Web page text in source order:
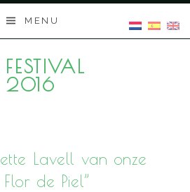
MENU
2016
Lavell van onze
de Piel”